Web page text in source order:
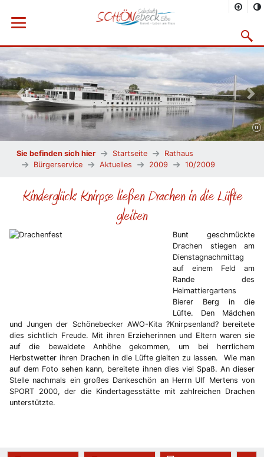
Menü öffnen
Vorheriges Bild
Sie befinden sich hier Startseite
Rathaus
Bürgerservice
Aktuelles 2009 10/2009
Kinderglück: Knirpse ließen Drachen in die Lüfte
gleiten
Bunt geschmückte
Drachen stiegen am
Dienstagnachmittag
auf einem Feld am
Rande des
Heimattiergartens
Bierer Berg in die
Lüfte. Den Mädchen
und Jungen der Schönebecker AWO-Kita ?Knirpsenland? bereitete
dies sichtlich Freude. Mit ihren Erzieherinnen und Eltern waren sie
auf die bewaldete Anhöhe gekommen, um bei herrlichem
Herbstwetter ihren Drachen in die Lüfte gleiten zu lassen. Wie man
auf dem Foto sehen kann, bereitete ihnen dies viel Spaß. An dieser
Stelle nachmals ein großes Dankeschön an Herrn Ulf Mertens von
SPORT 2000, der die Kindertagesstätte mit zahlreichen Drachen
unterstützte.